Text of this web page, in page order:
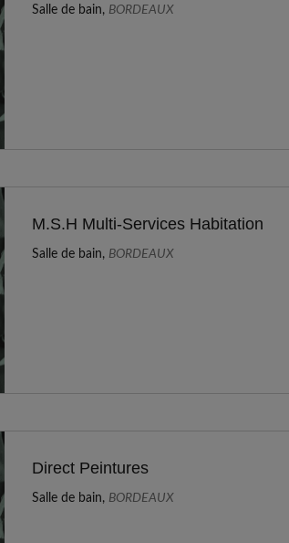
Salle de bain, BORDEAUX
M.S.H Multi-Services Habitation
Salle de bain, BORDEAUX
Direct Peintures
Salle de bain, BORDEAUX